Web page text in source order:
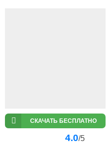
СКАЧАТЬ БЕСПЛАТНО
4.0/5